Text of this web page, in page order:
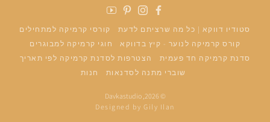
סטודיו דווקא | כל מה שרציתם לדעת
קורסי קרמיקה למתחילים
קורס קרמיקה לנוער - קיץ בדווקא
חוגי קרמיקה למבוגרים
סדנת קרמיקה חד פעמית
הצטרפות לסדנת קרמיקה לפי תאריך
שוברי מתנה לסדנאות
חנות
© 2026,
Davkastudio
Designed by Gily Ilan